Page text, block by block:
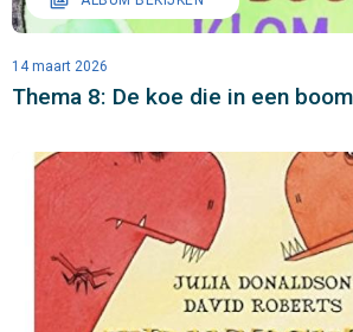
14 maart 2026
Thema 8: De koe die in een